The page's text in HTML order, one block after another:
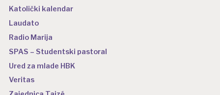
Katolički kalendar
Laudato
Radio Marija
SPAS – Studentski pastoral
Ured za mlade HBK
Veritas